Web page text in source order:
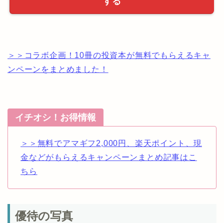
＞＞コラボ企画！10冊の投資本が無料でもらえるキャ
ンペーンをまとめました！
イチオシ！お得情報
＞＞無料でアマギフ2,000円、楽天ポイント、現
金などがもらえるキャンペーンまとめ記事はこ
ちら
優待の写真